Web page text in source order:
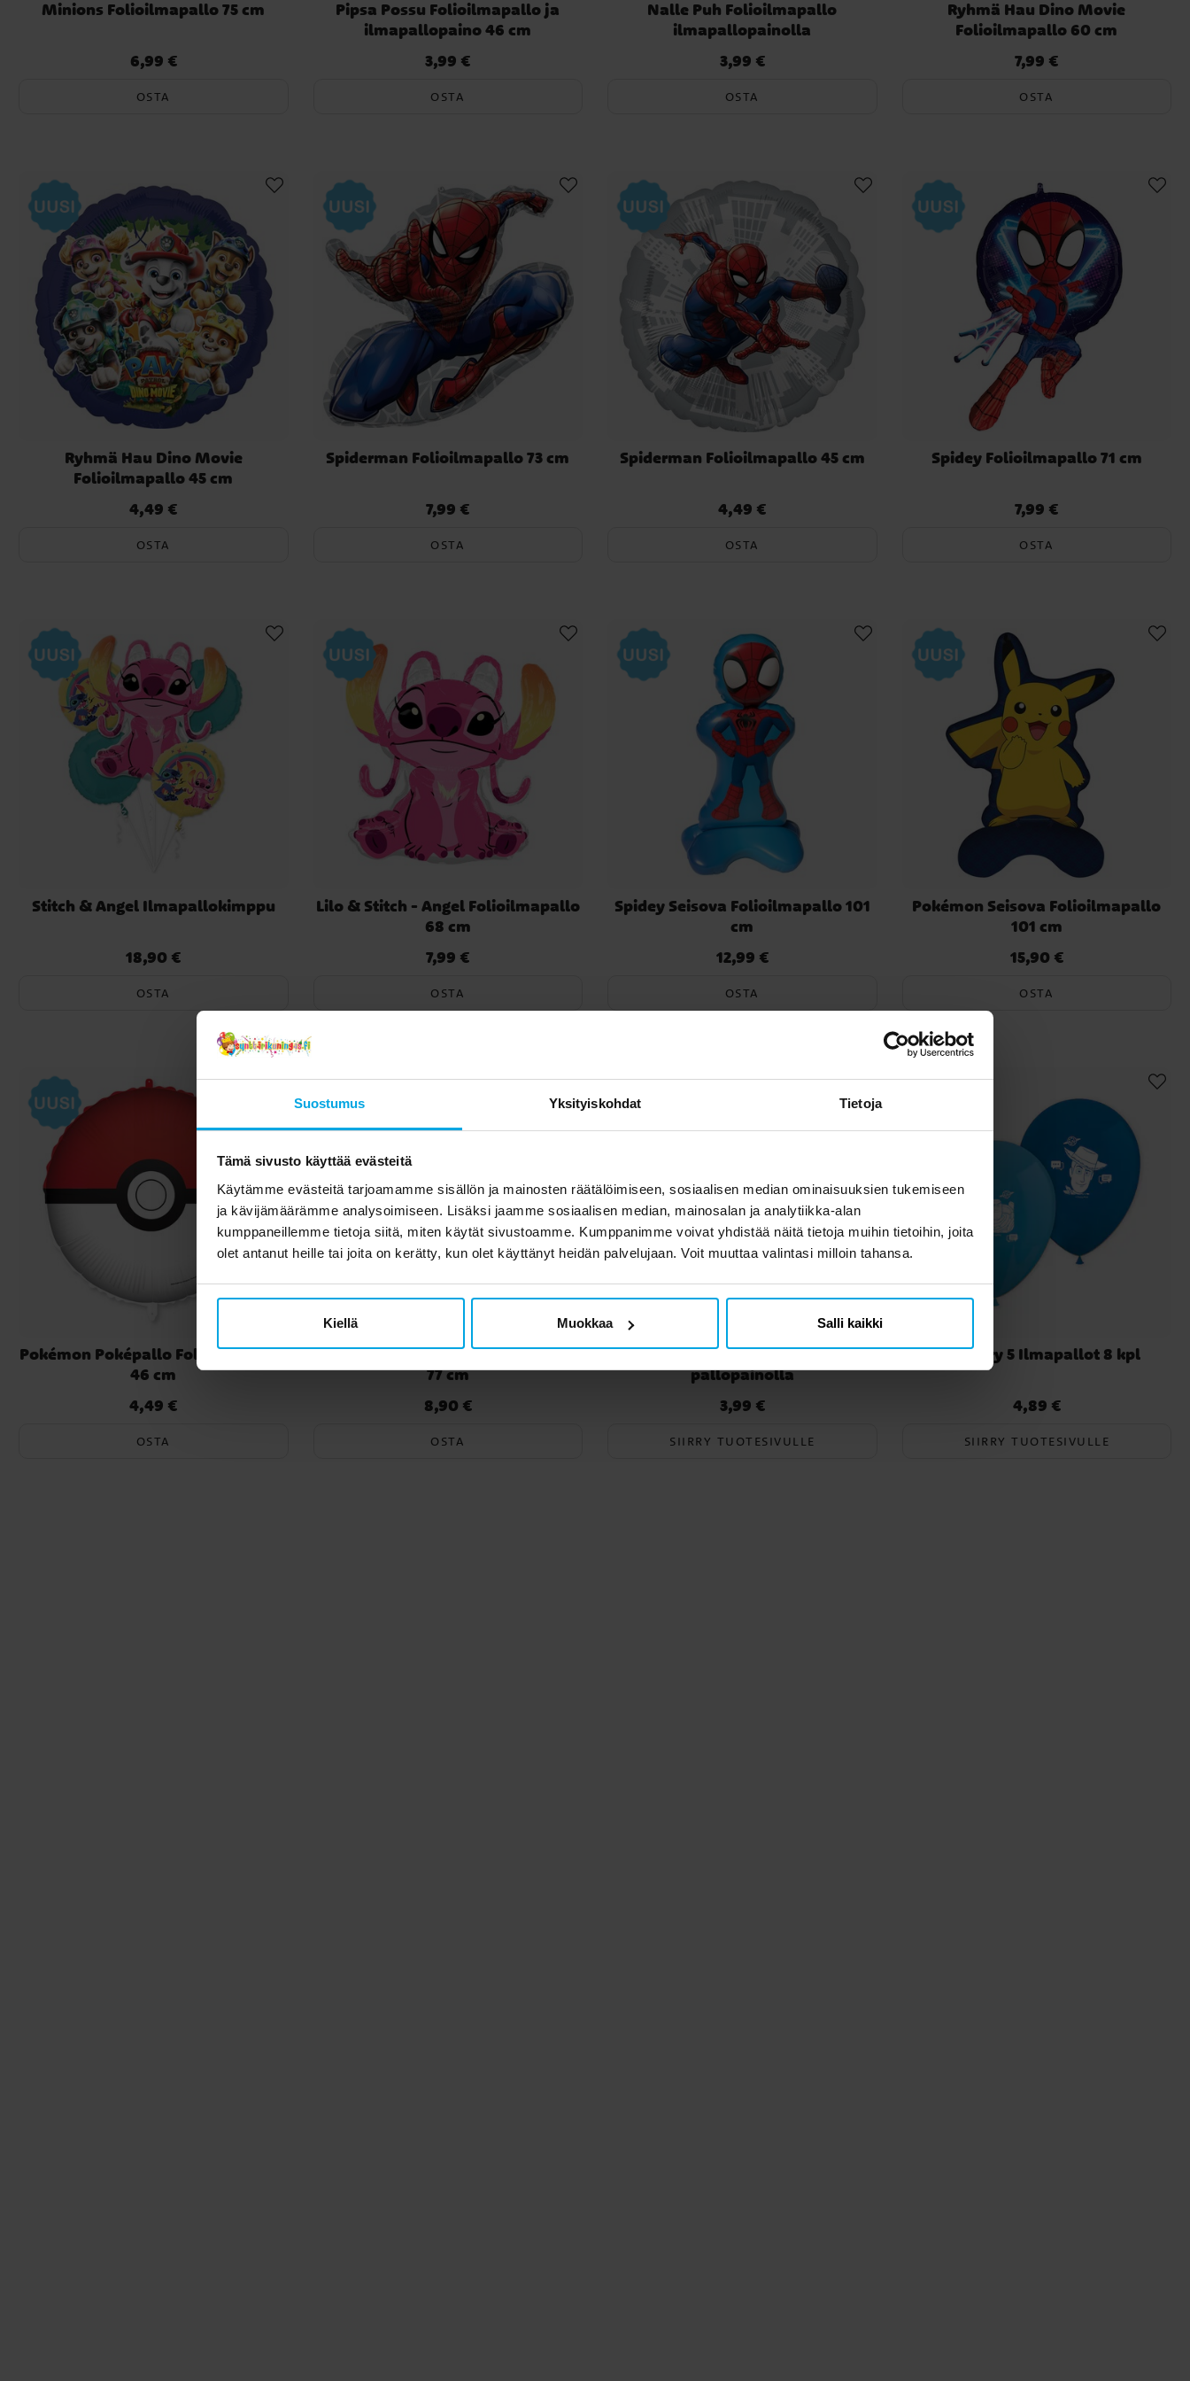
Suostumus Yksityiskohdat Tietoja
Tämä sivusto käyttää evästeitä
Käytämme evästeitä tarjoamamme sisällön ja mainosten räätälöimiseen, sosiaalisen median ominaisuuksien tukemiseen
ja kävijämäärämme analysoimiseen. Lisäksi jaamme sosiaalisen median, mainosalan ja analytiikka-alan
kumppaneillemme tietoja siitä, miten käytät sivustoamme. Kumppanimme voivat yhdistää näitä tietoja muihin tietoihin, joita
olet antanut heille tai joita on kerätty, kun olet käyttänyt heidän palvelujaan. Voit muuttaa valintasi milloin tahansa.
Kiellä Muokkaa Salli kaikki
Minions Folioilmapallo 75 cm
Hinta:6,99 €
6,99 €
OSTA
Pipsa Possu Folioilmapallo ja
ilmapallopaino 46 cm
Hinta:3,99 €
3,99 €
OSTA
Nalle Puh Folioilmapallo
ilmapallopainolla
Hinta:3,99 €
3,99 €
OSTA
Ryhmä Hau Dino Movie
Folioilmapallo 60 cm
Hinta:7,99 €
7,99 €
OSTA
Ryhmä Hau Dino Movie
Folioilmapallo 45 cm
Hinta:4,49 €
4,49 €
OSTA
Spiderman Folioilmapallo 73 cm
Hinta:7,99 €
7,99 €
OSTA
Spiderman Folioilmapallo 45 cm
Hinta:4,49 €
4,49 €
OSTA
Spidey Folioilmapallo 71 cm
Hinta:7,99 €
7,99 €
OSTA
Stitch & Angel Ilmapallokimppu
Hinta:18,90 €
18,90 €
OSTA
Lilo & Stitch - Angel Folioilmapallo
68 cm
Hinta:7,99 €
7,99 €
OSTA
Spidey Seisova Folioilmapallo 101
cm
Hinta:12,99 €
12,99 €
OSTA
Pokémon Seisova Folioilmapallo
101 cm
Hinta:15,90 €
15,90 €
OSTA
Pokémon Poképallo Folioilmapallo
46 cm
Hinta:4,49 €
4,49 €
OSTA
Pokémon Pikachu Folioilmapallo
77 cm
Hinta:8,90 €
8,90 €
OSTA
Toy Story 5 Folioilmapallo
pallopainolla
Hinta:3,99 €
3,99 €
SIIRRY TUOTESIVULLE
Toy Story 5 Ilmapallot 8 kpl
Hinta:4,89 €
4,89 €
SIIRRY TUOTESIVULLE